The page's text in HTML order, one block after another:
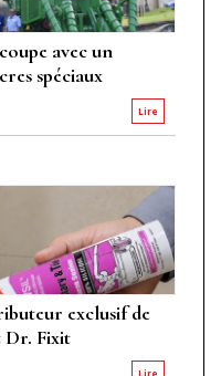
avec un
spéciaux
Lire
exclusif de
Dr. Fixit
Lire